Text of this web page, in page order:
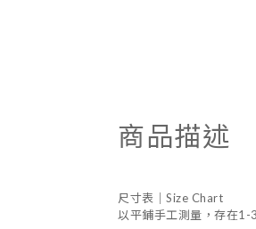
商品描述
尺寸表｜Size Chart
以平鋪手工測量，存在1-